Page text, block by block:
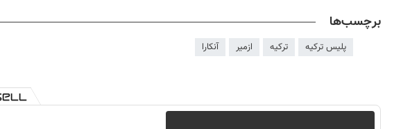
برچسب‌ها
پلیس ترکیه ترکیه ازمیر آنکارا